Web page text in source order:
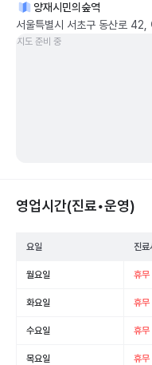
양재시민의숲역
서울특별시 서초구 동산로 42,
지도 준비 중
영업시간(진료•운영)
요일 진료
월요일 휴무
화요일 휴무
수요일 휴무
목요일 휴무